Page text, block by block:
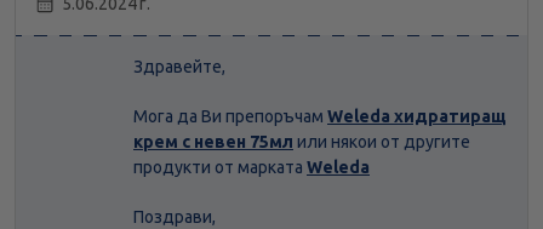
5.06.2024 г.
Здравейте,
Мога да Ви препоръчам Weleda хидратиращ
крем с невен 75мл или някои от другите
продукти от марката Weleda
Поздрави,